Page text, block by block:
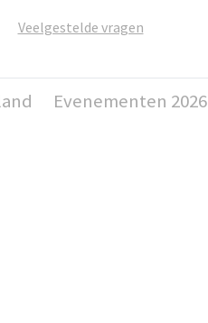
Veelgestelde vragen
Evenementen 2026